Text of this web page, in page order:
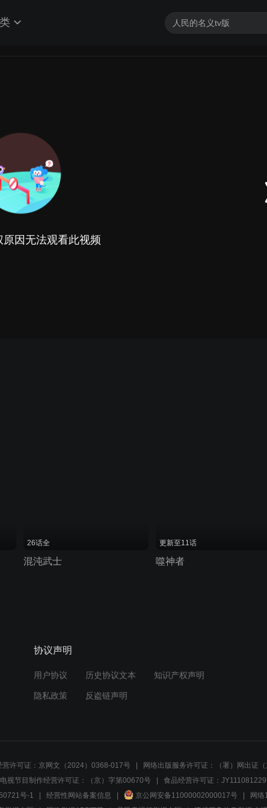
因无法观看此视频
26话全
混沌武士
更新至11话
噬神者
协议声明
用户协议 历史协议文本 知识产权声明
隐私政策 反盗链声明
营许可证：京网文（2024）0368-017号 网络出版服务许可证：（署）网出证
视节目制作经营许可证：（京）字第00670号
食品经营许可证：
号-1
经营性网站备案信息 京公网安备11000002000017号 网络